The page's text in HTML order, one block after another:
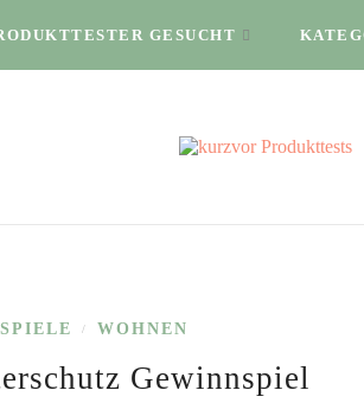
GESUCHT
/ WOHNEN
Gewinnspiel